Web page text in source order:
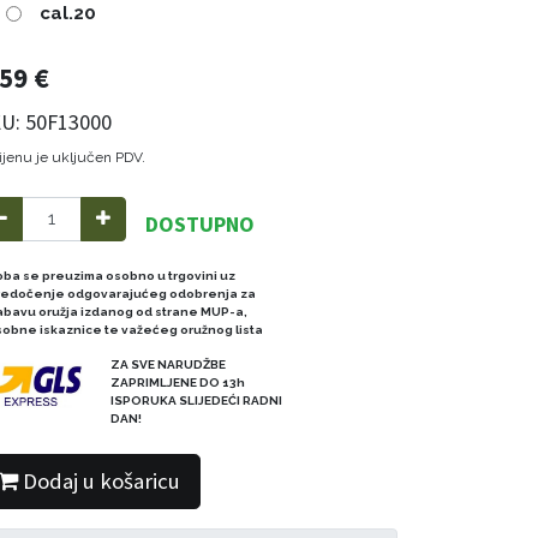
cal.20
€
50F13000
je uključen PDV.
DOSTUPNO
se preuzima osobno u trgovini uz
odgovarajućeg odobrenja za
oružja izdanog od strane MUP-a,
iskaznice te važećeg oružnog lista
ZA SVE NARUDŽBE
ZAPRIMLJENE DO 13h
ISPORUKA SLIJEDEĆI RADNI
DAN!
Dodaj u košaricu